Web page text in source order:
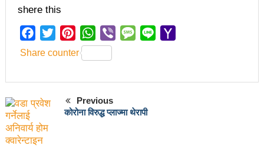
हितेन्द्रदेव शाक्यलाई पद छाड्नुपर्ने नैतिक दबाबः समय बुझेर
बाटो खुलाउन मन्त्री घिसिङको म्यासेज
खतिवडाको नयाँ गीत जमाना आजकाल
सहनशीलताको ब्रेक
राममाया च्यामिनीसँग दशरथ चन्दको अनुरोध – प्रेमविनोद नन्दन
shere this
Facebook
TwitterPinterestWhatsApp
Viber Message
Line
Share counter
Previous
कोरोना विरुद्ध प्लाज्मा थेरापी